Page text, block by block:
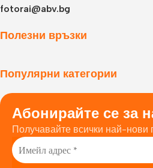
fotorai@abv.bg
Полезни връзки
Популярни категории
Абонирайте се за
Получавайте всички най-нови